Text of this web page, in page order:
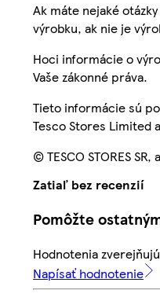
Ak máte nejaké
výrobku, ak nie je
Hoci informácie o
Vaše zákonné práva.
Tieto informácie sú
Tesco Stores Limited
© TESCO STORES SR,
Zatiaľ bez recenzií
Pomôžte
Hodnotenia
Napísať hodnotenie